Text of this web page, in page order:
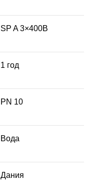
SP A 3×400В
1 год
PN 10
Вода
Дания